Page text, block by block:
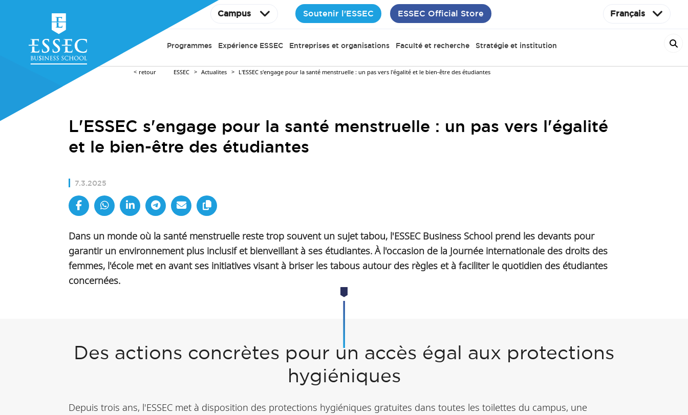
Campus Soutenir l'ESSEC ESSEC Official Store Français
Programmes Expérience ESSEC Entreprises et organisations Faculté et recherche Stratégie et institution
retour ESSEC Actualites L'ESSEC s'engage pour la santé menstruelle : un pas vers l'égalité et le bien-être des étudiantes
L'ESSEC s'engage pour la santé menstruelle : un pas vers l'égalité
et le bien-être des étudiantes
7.3.2025
Dans un monde où la santé menstruelle reste trop souvent un sujet tabou, l'ESSEC Business School prend les devants pour
garantir un environnement plus inclusif et bienveillant à ses étudiantes. À l'occasion de la Journée internationale des droits des
femmes, l'école met en avant ses initiatives visant à briser les tabous autour des règles et à faciliter le quotidien des étudiantes
concernées.
Des actions concrètes pour un accès égal aux protections
hygiéniques
Depuis trois ans, l'ESSEC met à disposition des protections hygiéniques gratuites dans toutes les toilettes du campus, une